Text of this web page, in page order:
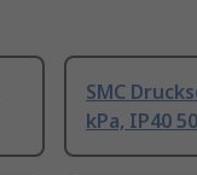
SMC
kPa, IP40